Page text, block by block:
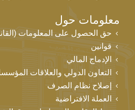
معلومات حول
حق الحصول على المعلومات (القانون
قوانين
الإدماج المالي
التعاون الدولي والعلاقات
إصلاح نظام الصرف
العملة الافتراضية